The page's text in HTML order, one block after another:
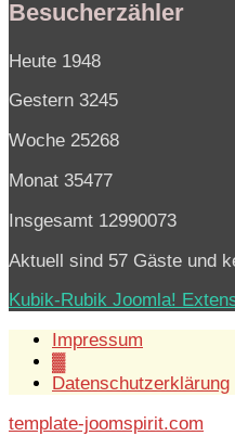
Besucherzähler
Heute 1948
Gestern 3245
Woche 25268
Monat 35477
Insgesamt 12990073
Aktuell sind 57 Gäste und
Kubik-Rubik Joomla!
Impressum
▓
Datenschutzerklärung
template-joomspirit.com